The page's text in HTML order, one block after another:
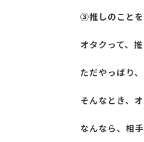
③推しのこと
オタクって、
ただやっぱり
そんなとき、
なんなら、相